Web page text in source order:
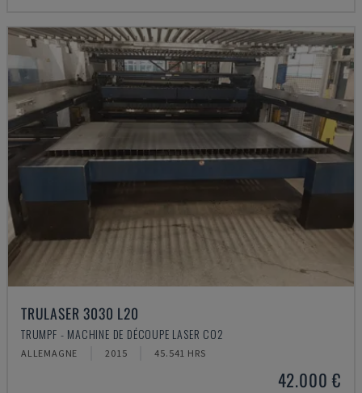
TRULASER 3030 L20
TRUMPF - MACHINE DE DÉCOUPE LASER CO2
ALLEMAGNE 2015 45.541 HRS
42.000 €